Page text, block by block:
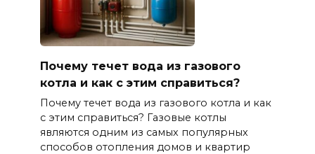
Почему течет вода из газового
котла и как с этим справиться?
Почему течет вода из газового котла и как
с этим справиться? Газовые котлы
являются одним из самых популярных
способов отопления домов и квартир